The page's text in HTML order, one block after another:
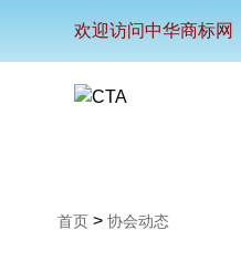
欢迎访问中华商标网
首页 > 协会动态